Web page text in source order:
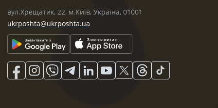
вул.Хрещатик, 22, м.Київ, Україна, 01001
ukrposhta@ukrposhta.ua